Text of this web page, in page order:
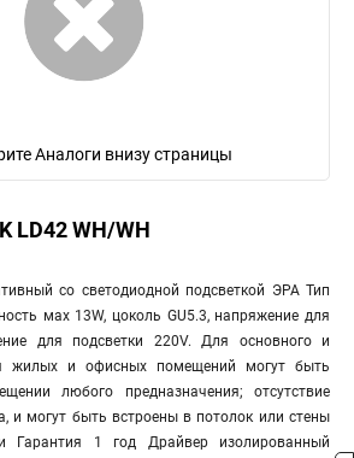
Аналоги внизу страницы
LD42 WH/WH
cо светодиодной подсветкой ЭРА Тип
мах 13W, цоколь GU5.3, напряжение для
для подсветки 220V. Для основного и
жилых и офисных помещений могут быть
любого предназначения; отсутствие
и могут быть встроены в потолок или стены
Гарантия 1 год Драйвер изолированный